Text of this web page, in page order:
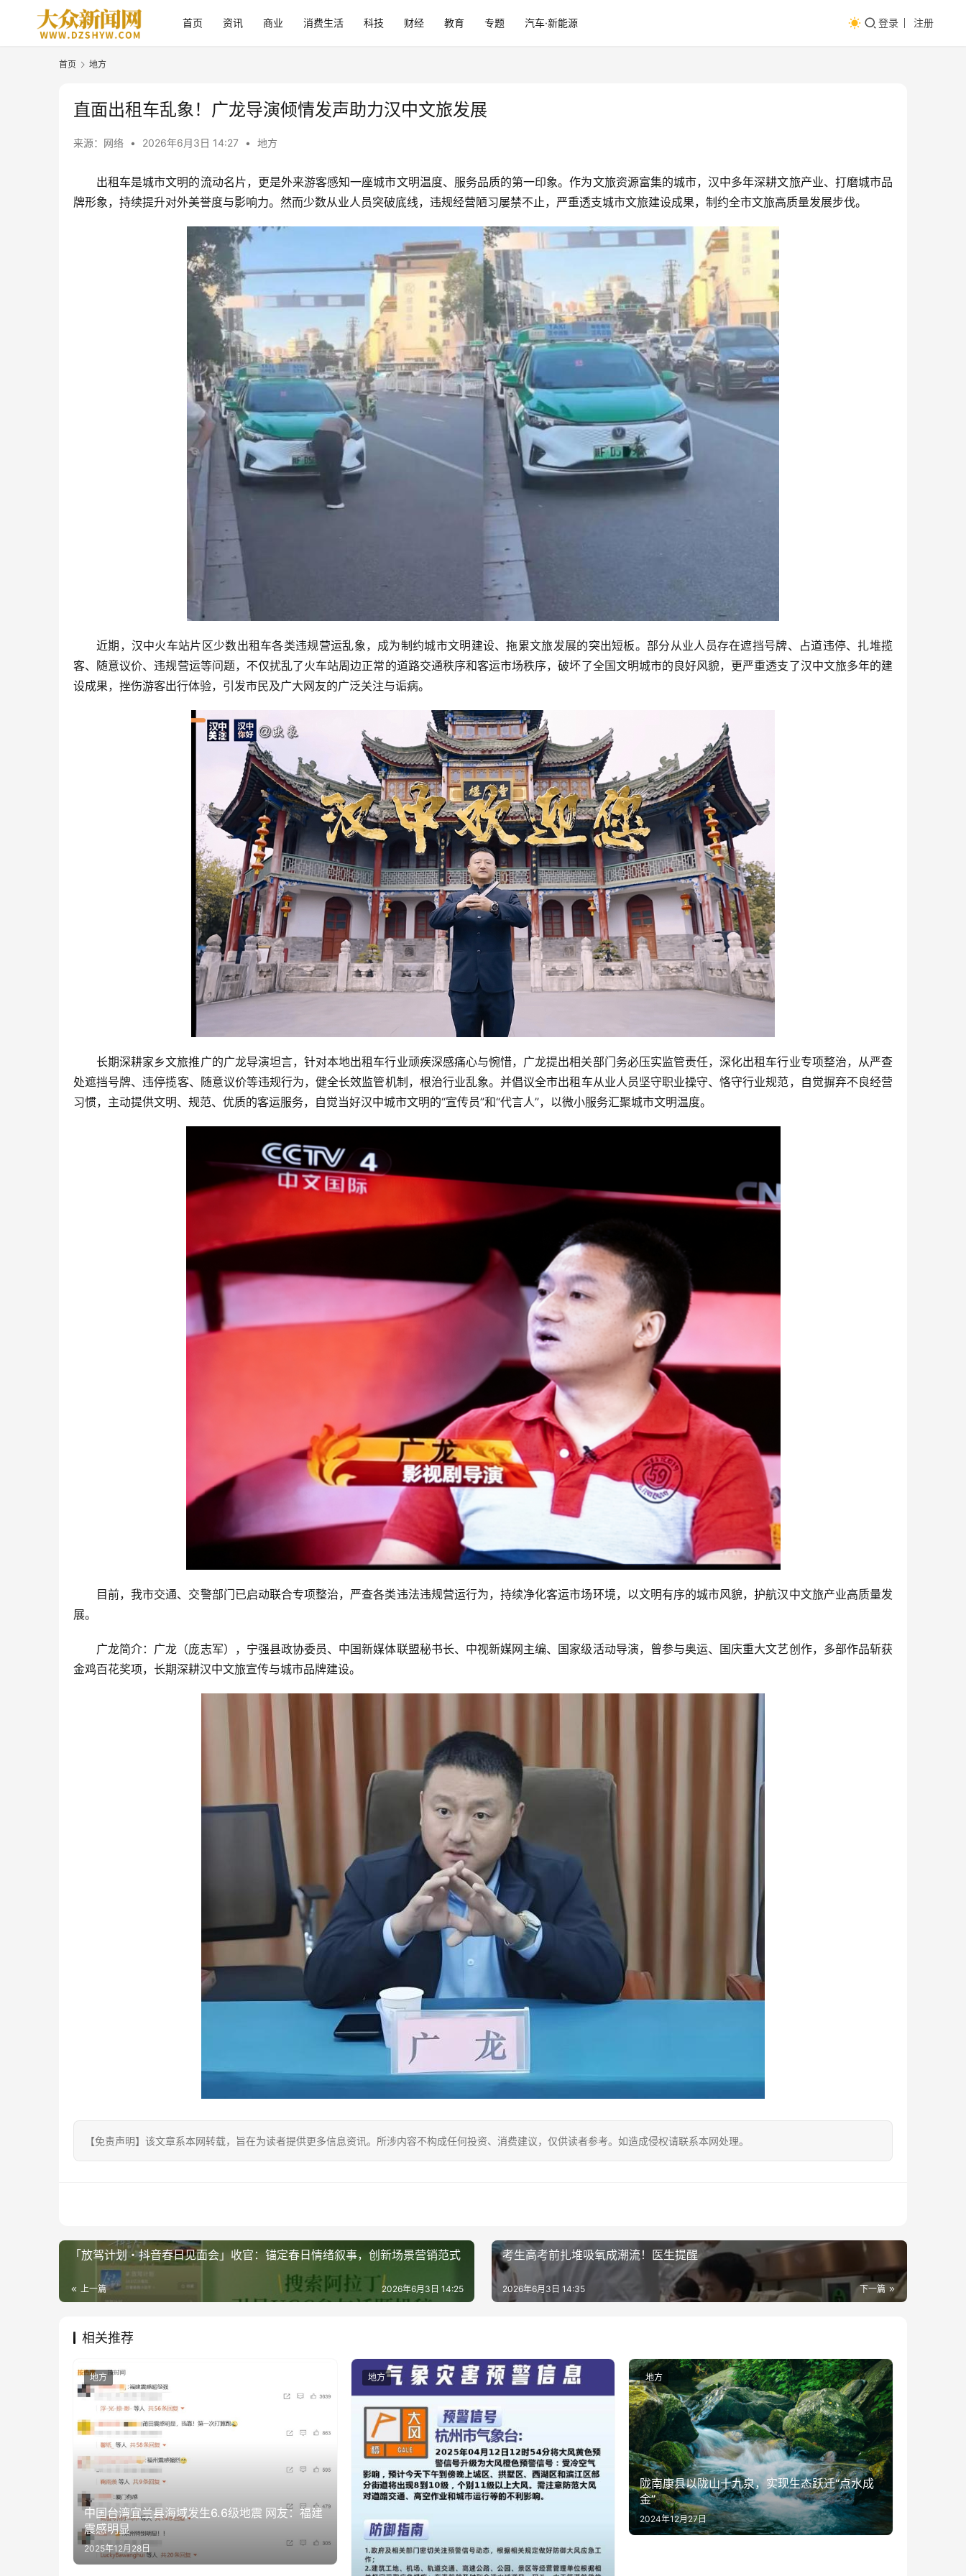
首页 资讯 商业 消费生活 科技 财经 教育 专题 汽车·新能源 登录 注册
首页 地方
直面出租车乱象！广龙导演倾情发声助力汉中文旅发展
来源：网络 • 2026年6月3日 14:27 • 地方
出租车是城市文明的流动名片，更是外来游客感知一座城市文明温度、服务品质的第一印象。作为文旅资源富集的城市，汉中多年深耕文旅产业、打磨城市品
牌形象，持续提升对外美誉度与影响力。然而少数从业人员突破底线，违规经营陋习屡禁不止，严重透支城市文旅建设成果，制约全市文旅高质量发展步伐。
近期，汉中火车站片区少数出租车各类违规营运乱象，成为制约城市文明建设、拖累文旅发展的突出短板。部分从业人员存在遮挡号牌、占道违停、扎堆揽
客、随意议价、违规营运等问题，不仅扰乱了火车站周边正常的道路交通秩序和客运市场秩序，破坏了全国文明城市的良好风貌，更严重透支了汉中文旅多年的建
设成果，挫伤游客出行体验，引发市民及广大网友的广泛关注与诟病。
长期深耕家乡文旅推广的广龙导演坦言，针对本地出租车行业顽疾深感痛心与惋惜，广龙提出相关部门务必压实监管责任，深化出租车行业专项整治，从严查
处遮挡号牌、违停揽客、随意议价等违规行为，健全长效监管机制，根治行业乱象。并倡议全市出租车从业人员坚守职业操守、恪守行业规范，自觉摒弃不良经营
习惯，主动提供文明、规范、优质的客运服务，自觉当好汉中城市文明的“宣传员”和“代言人”，以微小服务汇聚城市文明温度。
目前，我市交通、交警部门已启动联合专项整治，严查各类违法违规营运行为，持续净化客运市场环境，以文明有序的城市风貌，护航汉中文旅产业高质量发
展。
广龙简介：广龙（庞志军），宁强县政协委员、中国新媒体联盟秘书长、中视新媒网主编、国家级活动导演，曾参与奥运、国庆重大文艺创作，多部作品斩获
金鸡百花奖项，长期深耕汉中文旅宣传与城市品牌建设。
【免责声明】该文章系本网转载，旨在为读者提供更多信息资讯。所涉内容不构成任何投资、消费建议，仅供读者参考。如造成侵权请联系本网处理。
「放驾计划・抖音春日见面会」收官：锚定春日情绪叙事，创新场景营销范式
上一篇 2026年6月3日 14:25
考生高考前扎堆吸氧成潮流！医生提醒
下一篇
2026年6月3日 14:35
相关推荐
中国台湾宜兰县海域发生6.6级地震 网友：福建
震感明显
2025年12月28日
地方 地方
陇南康县以陇山十九泉，实现生态跃迁“点水成
金”
2024年12月27日
地方